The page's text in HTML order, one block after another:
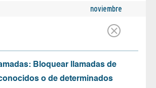
noviembre
Bloquear llamadas de
o de determinados